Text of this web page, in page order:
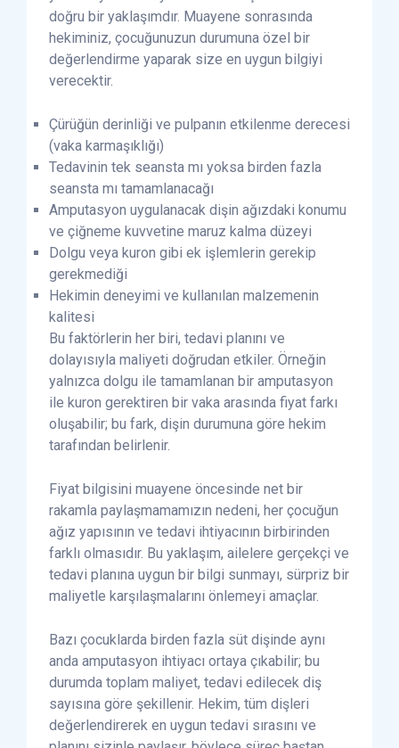
doğru bir yaklaşımdır. Muayene sonrasında
hekiminiz, çocuğunuzun durumuna özel bir
değerlendirme yaparak size en uygun bilgiyi
verecektir.
Çürüğün derinliği ve pulpanın etkilenme derecesi
(vaka karmaşıklığı)
Tedavinin tek seansta mı yoksa birden fazla
seansta mı tamamlanacağı
Amputasyon uygulanacak dişin ağızdaki konumu
ve çiğneme kuvvetine maruz kalma düzeyi
Dolgu veya kuron gibi ek işlemlerin gerekip
gerekmediği
Hekimin deneyimi ve kullanılan malzemenin
kalitesi
Bu faktörlerin her biri, tedavi planını ve
dolayısıyla maliyeti doğrudan etkiler. Örneğin
yalnızca dolgu ile tamamlanan bir amputasyon
ile kuron gerektiren bir vaka arasında fiyat farkı
oluşabilir; bu fark, dişin durumuna göre hekim
tarafından belirlenir.
Fiyat bilgisini muayene öncesinde net bir
rakamla paylaşmamamızın nedeni, her çocuğun
ağız yapısının ve tedavi ihtiyacının birbirinden
farklı olmasıdır. Bu yaklaşım, ailelere gerçekçi ve
tedavi planına uygun bir bilgi sunmayı, sürpriz bir
maliyetle karşılaşmalarını önlemeyi amaçlar.
Bazı çocuklarda birden fazla süt dişinde aynı
anda amputasyon ihtiyacı ortaya çıkabilir; bu
durumda toplam maliyet, tedavi edilecek diş
sayısına göre şekillenir. Hekim, tüm dişleri
değerlendirerek en uygun tedavi sırasını ve